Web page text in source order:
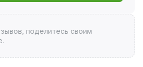
поделитесь своим